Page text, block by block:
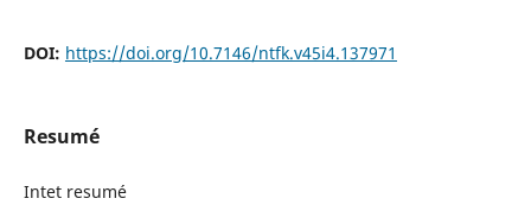
DOI: https://doi.org/10.7146/ntfk.v45i4.137971
Resumé
Intet resumé